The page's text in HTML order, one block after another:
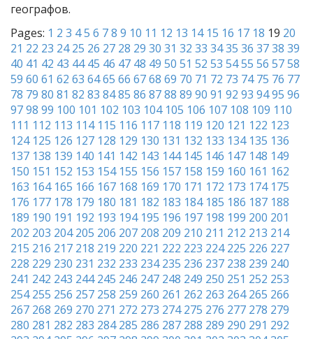
географов.
Pages: 1 2 3 45 6 78 9 10 11 12 13 14 15 16 17 18 19 20
21 22 23 24 25 26 27 28 29 30 31 32 33 3435 36 3738 39
40 41 42 43 44 45 46 47 48 49 50 51 52 53 5455 56 5758
59 60 61 62 63 6465 66 6768 69 70 71 72 73 74 75 76 77
78 79 80 81 82 83 8485 86 8788 89 90 91 92 93 9495 96
9798 99 100 101 102 103 104 105 106 107 108 109 110
111 112 113 114 115 116 117 118 119 120 121 122 123
124 125 126 127 128 129 130 131 132 133 134 135 136
137 138 139 140 141 142 143 144 145 146 147 148 149
150 151 152 153 154 155 156 157 158 159 160 161 162
163 164 165 166 167 168 169 170 171 172 173 174 175
176 177 178 179 180 181 182 183 184 185 186 187 188
189 190 191 192 193 194 195 196 197 198 199 200 201
202 203 204 205 206 207 208 209 210 211 212 213 214
215 216 217 218 219 220 221 222 223 224 225 226 227
228 229 230 231 232 233 234 235 236 237 238 239 240
241 242 243 244 245 246 247 248 249 250 251 252 253
254 255 256 257 258 259 260 261 262 263 264 265 266
267 268 269 270 271 272 273 274 275 276 277 278 279
280 281 282 283 284 285 286 287 288 289 290 291 292